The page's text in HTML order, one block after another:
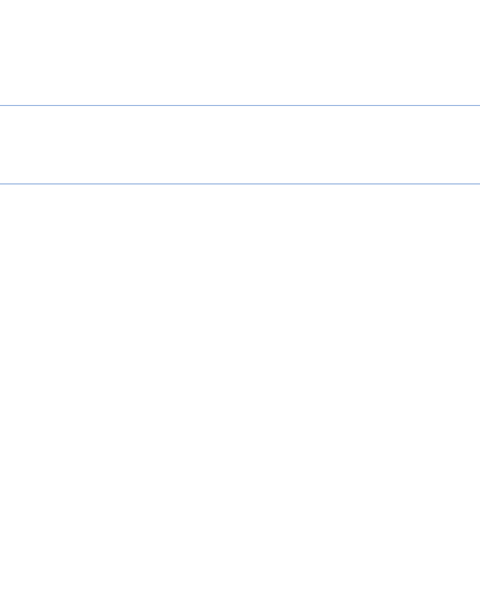
fiori di limone e camelia
tue superfici pregiate, ha creato il nuovo